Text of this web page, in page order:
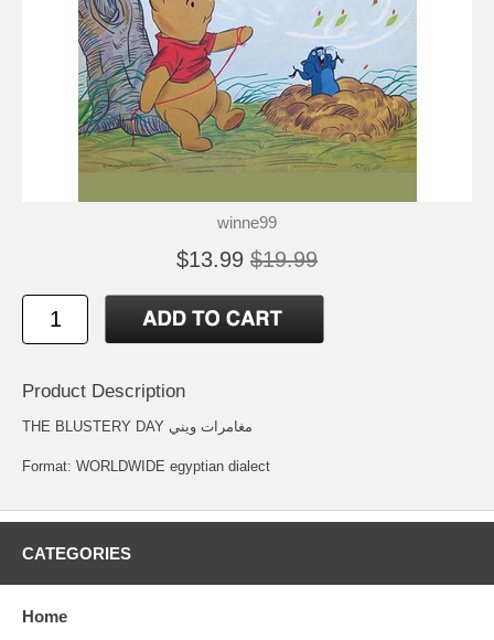
winne99
$13.99 $19.99
Product Description
THE BLUSTERY DAY مغامرات ويني
Format: WORLDWIDE egyptian dialect
CATEGORIES
Home